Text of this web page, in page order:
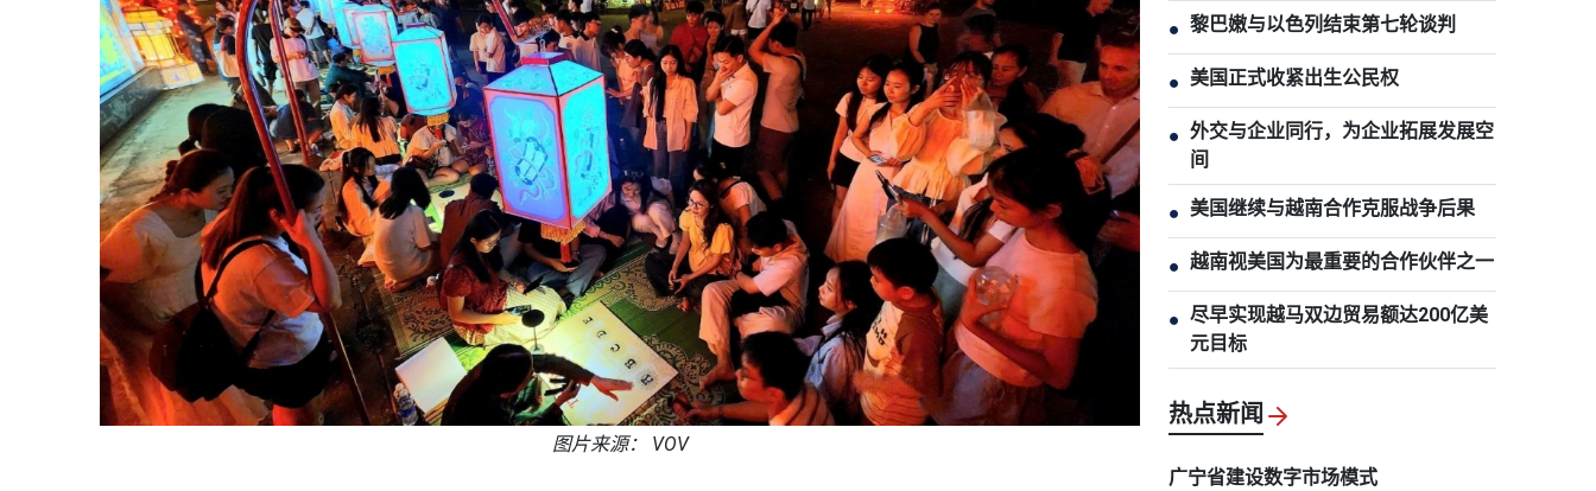
图片来源： VOV
● 黎巴嫩与以色列结束第七轮谈判
● 美国正式收紧出生公民权
● 外交与企业同行，为企业拓展发展空
间
● 美国继续与越南合作克服战争后果
● 越南视美国为最重要的合作伙伴之一
● 尽早实现越马双边贸易额达200亿美
元目标
热点新闻
广宁省建设数字市场模式